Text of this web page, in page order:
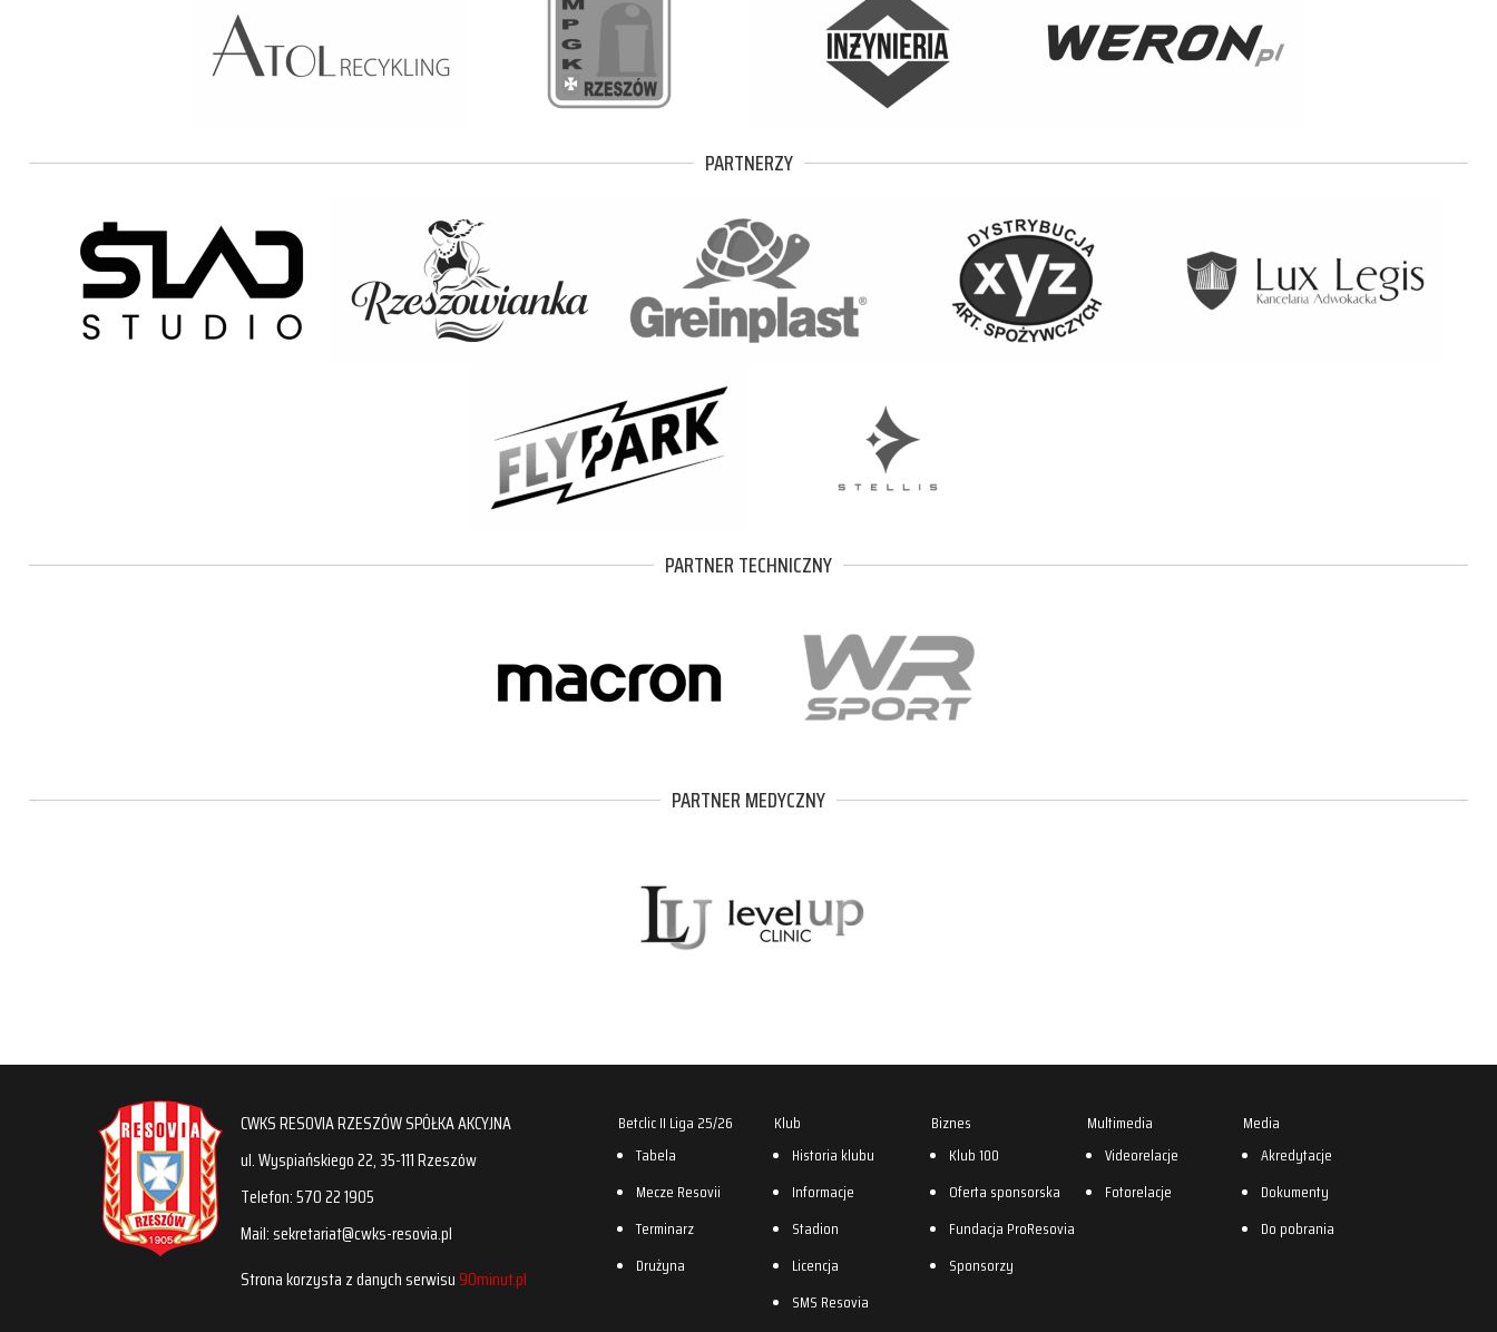
PARTNERZY
PARTNER TECHNICZNY
PARTNER MEDYCZNY
CWKS RESOVIA RZESZÓW SPÓŁKA AKCYJNA
ul. Wyspiańskiego 22, 35-111 Rzeszów
Telefon: 570 22 1905
Mail: sekretariat@cwks-resovia.pl
Strona korzysta z danych serwisu90minut.pl
Betclic II Liga 25/26
Tabela
Mecze Resovii
Terminarz
Drużyna
Klub
Historia klubu
Informacje
Stadion
Licencja
SMS Resovia
Biznes
Klub 100
Oferta sponsorska
Fundacja ProResovia
Sponsorzy
Multimedia
Videorelacje
Fotorelacje
Media
Akredytacje
Dokumenty
Do pobrania